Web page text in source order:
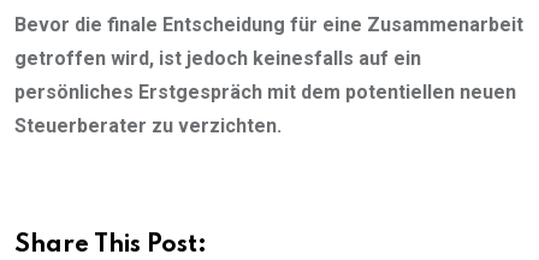
Bevor die finale Entscheidung für eine Zusammenarbeit
getroffen wird, ist jedoch keinesfalls auf ein
persönliches Erstgespräch mit dem potentiellen neuen
Steuerberater zu verzichten.
Share This Post: